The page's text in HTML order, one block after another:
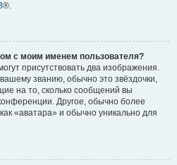
®.
с моим именем пользователя?
присутствовать два изображения.
званию, обычно это звёздочки,
на то, сколько сообщений вы
Другое, обычно более
«аватара» и обычно уникально для